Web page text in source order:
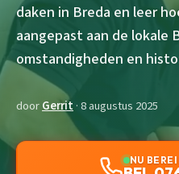
daken in Breda en leer
aangepast aan de lokale
omstandigheden en
doorGerrit · 8 augustus 2025
NU